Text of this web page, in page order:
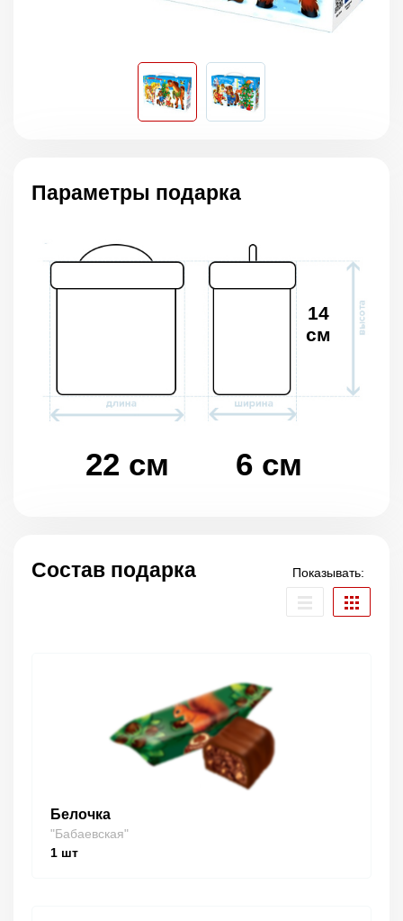
Параметры подарка
22 см 6 см
14
см
Состав подарка Показывать:
Белочка
"Бабаевская"
1 шт